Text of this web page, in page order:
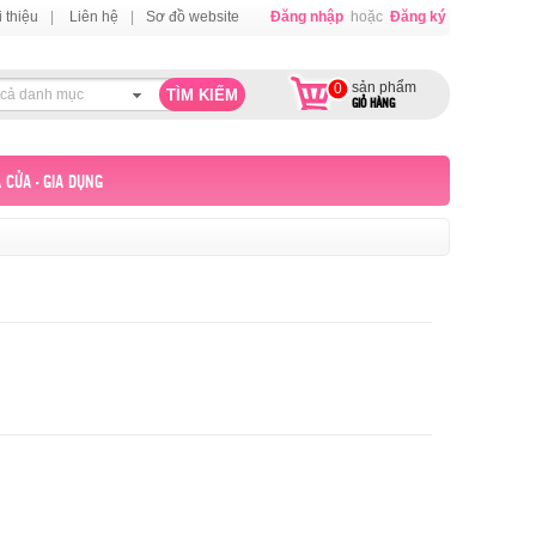
thiệu Liên hệ Sơ đồ website Đăng nhập hoặc Đăng ký
danh mục 0 sản phẩm
GIỎ HÀNG
- GIA DỤNG